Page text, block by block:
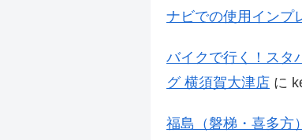
ナビでの使用インプ
バイクで行く！スタ
グ 横須賀大津店 に
福島（磐梯・喜多方